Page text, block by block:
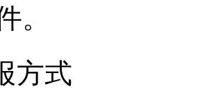
。
方式